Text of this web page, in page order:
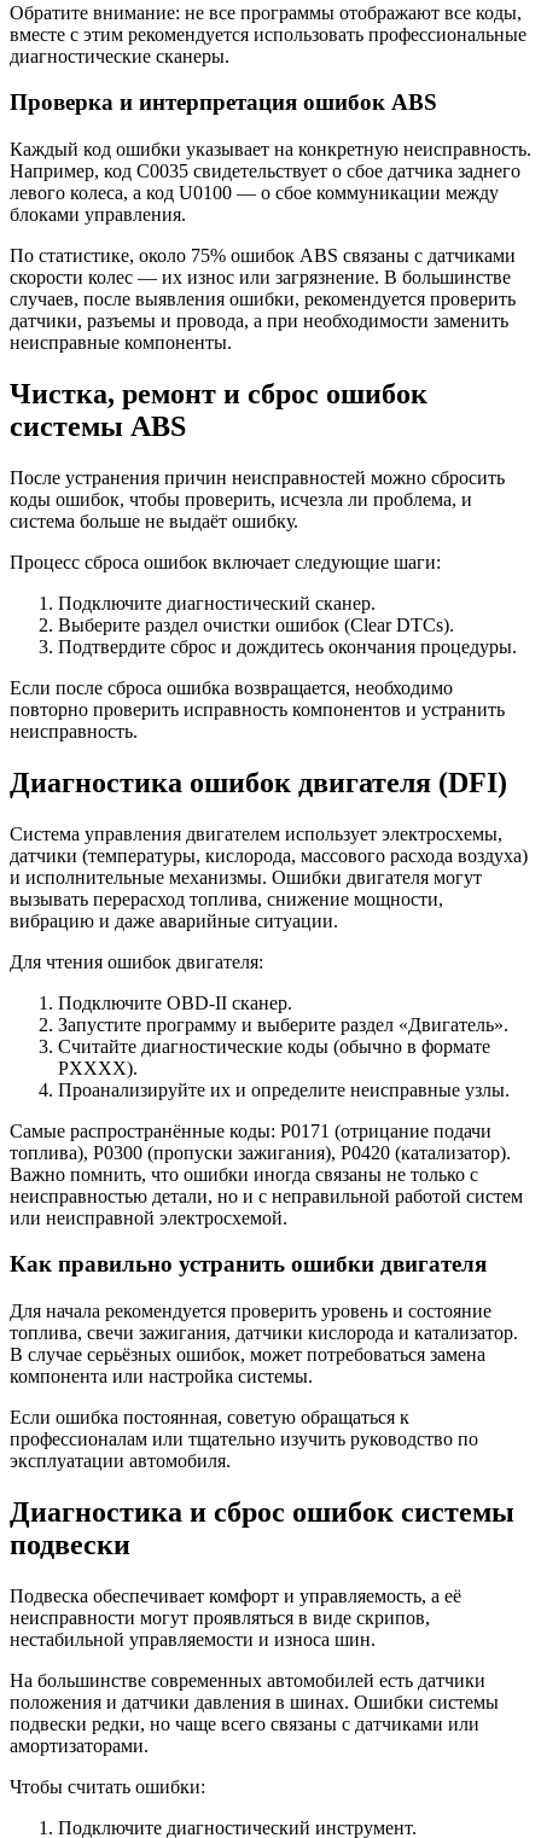
Обратите внимание: не все программы отображают все коды,
вместе с этим рекомендуется использовать профессиональные
диагностические сканеры.
Проверка и интерпретация ошибок ABS
Каждый код ошибки указывает на конкретную неисправность.
Например, код C0035 свидетельствует о сбое датчика заднего
левого колеса, а код U0100 — о сбое коммуникации между
блоками управления.
По статистике, около 75% ошибок ABS связаны с датчиками
скорости колес — их износ или загрязнение. В большинстве
случаев, после выявления ошибки, рекомендуется проверить
датчики, разъемы и провода, а при необходимости заменить
неисправные компоненты.
Чистка, ремонт и сброс ошибок
системы ABS
После устранения причин неисправностей можно сбросить
коды ошибок, чтобы проверить, исчезла ли проблема, и
система больше не выдаёт ошибку.
Процесс сброса ошибок включает следующие шаги:
Подключите диагностический сканер.
Выберите раздел очистки ошибок (Clear DTCs).
Подтвердите сброс и дождитесь окончания процедуры.
Если после сброса ошибка возвращается, необходимо
повторно проверить исправность компонентов и устранить
неисправность.
Диагностика ошибок двигателя (DFI)
Система управления двигателем использует электросхемы,
датчики (температуры, кислорода, массового расхода воздуха)
и исполнительные механизмы. Ошибки двигателя могут
вызывать перерасход топлива, снижение мощности,
вибрацию и даже аварийные ситуации.
Для чтения ошибок двигателя:
Подключите OBD-II сканер.
Запустите программу и выберите раздел «Двигатель».
Считайте диагностические коды (обычно в формате
PXXXX).
Проанализируйте их и определите неисправные узлы.
Самые распространённые коды: P0171 (отрицание подачи
топлива), P0300 (пропуски зажигания), P0420 (катализатор).
Важно помнить, что ошибки иногда связаны не только с
неисправностью детали, но и с неправильной работой систем
или неисправной электросхемой.
Как правильно устранить ошибки двигателя
Для начала рекомендуется проверить уровень и состояние
топлива, свечи зажигания, датчики кислорода и катализатор.
В случае серьёзных ошибок, может потребоваться замена
компонента или настройка системы.
Если ошибка постоянная, советую обращаться к
профессионалам или тщательно изучить руководство по
эксплуатации автомобиля.
Диагностика и сброс ошибок системы
подвески
Подвеска обеспечивает комфорт и управляемость, а её
неисправности могут проявляться в виде скрипов,
нестабильной управляемости и износа шин.
На большинстве современных автомобилей есть датчики
положения и датчики давления в шинах. Ошибки системы
подвески редки, но чаще всего связаны с датчиками или
амортизаторами.
Чтобы считать ошибки:
Подключите диагностический инструмент.